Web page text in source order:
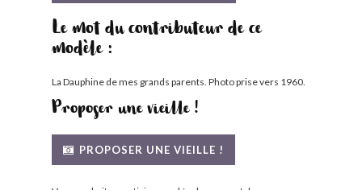
Le mot du contributeur de ce
modèle :
La Dauphine de mes grands parents. Photo prise vers 1960.
Proposer une vieille !
PROPOSER UNE VIEILLE !